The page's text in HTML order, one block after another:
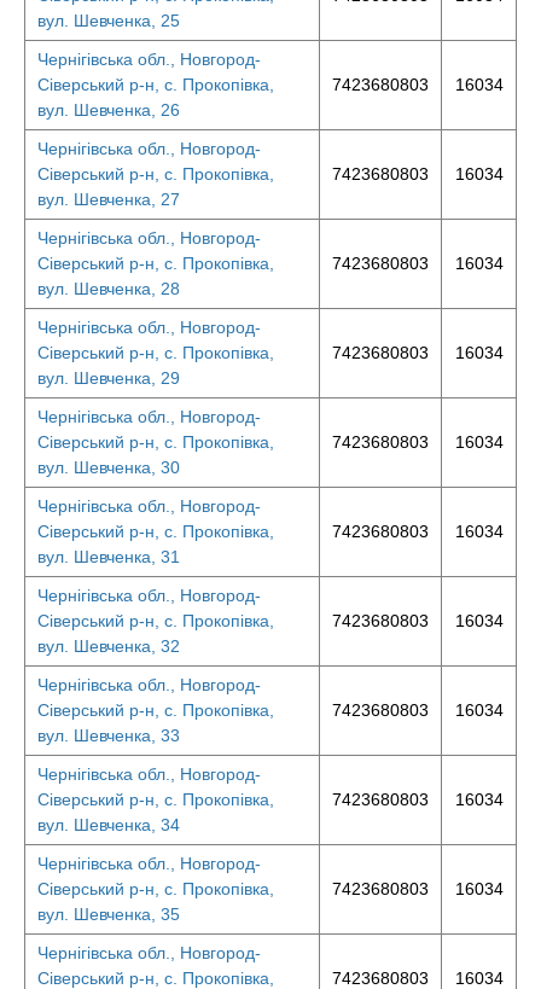
вул. Шевченка, 25
Чернігівська обл., Новгород-
Сіверський р-н, с. Прокопівка,
вул. Шевченка, 26
7423680803 16034
Чернігівська обл., Новгород-
Сіверський р-н, с. Прокопівка,
вул. Шевченка, 27
7423680803 16034
Чернігівська обл., Новгород-
Сіверський р-н, с. Прокопівка,
вул. Шевченка, 28
7423680803 16034
Чернігівська обл., Новгород-
Сіверський р-н, с. Прокопівка,
вул. Шевченка, 29
7423680803 16034
Чернігівська обл., Новгород-
Сіверський р-н, с. Прокопівка,
вул. Шевченка, 30
7423680803 16034
Чернігівська обл., Новгород-
Сіверський р-н, с. Прокопівка,
вул. Шевченка, 31
7423680803 16034
Чернігівська обл., Новгород-
Сіверський р-н, с. Прокопівка,
вул. Шевченка, 32
7423680803 16034
Чернігівська обл., Новгород-
Сіверський р-н, с. Прокопівка,
вул. Шевченка, 33
7423680803 16034
Чернігівська обл., Новгород-
Сіверський р-н, с. Прокопівка,
вул. Шевченка, 34
7423680803 16034
Чернігівська обл., Новгород-
Сіверський р-н, с. Прокопівка,
вул. Шевченка, 35
7423680803 16034
Чернігівська обл., Новгород-
Сіверський р-н, с. Прокопівка,
7423680803 16034